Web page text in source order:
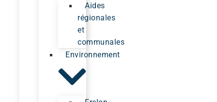
Aides
régionales
et
communales
Environnement